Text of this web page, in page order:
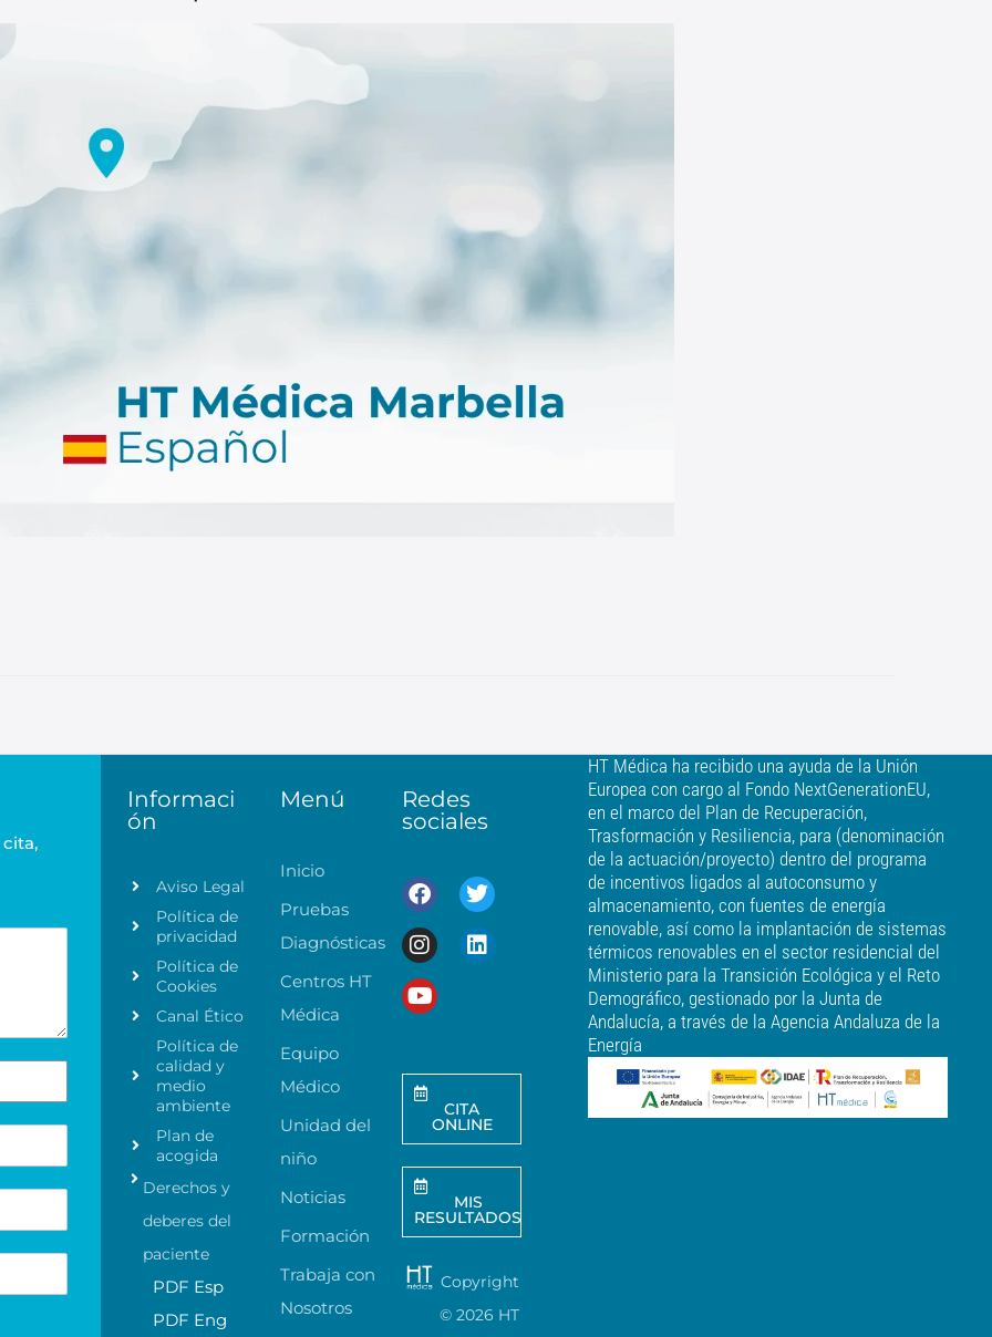
Informaci
ón
Aviso Legal
Política de
privacidad
Política de
Cookies
Canal Ético
Política de
calidad y
medio
ambiente
Plan de
acogida
Derechos y
deberes del
paciente
PDF Esp
PDF Eng
Menú
Inicio
Pruebas
Diagnósticas
Centros HT
Médica
Equipo
Médico
Unidad del
niño
Noticias
Formación
Trabaja con
Nosotros
Redes
sociales
CITA
ONLINE
MIS
RESULTADOS
Copyright
©2026 HT
HT Médica ha recibido una ayuda de la Unión
Europea con cargo al Fondo NextGenerationEU,
en el marco del Plan de Recuperación,
Trasformación y Resiliencia, para (denominación
de la actuación/proyecto) dentro del programa
de incentivos ligados al autoconsumo y
almacenamiento, con fuentes de energía
renovable, así como la implantación de sistemas
térmicos renovables en el sector residencial del
Ministerio para la Transición Ecológica y el Reto
Demográfico, gestionado por la Junta de
Andalucía, a través de la Agencia Andaluza de la
Energía